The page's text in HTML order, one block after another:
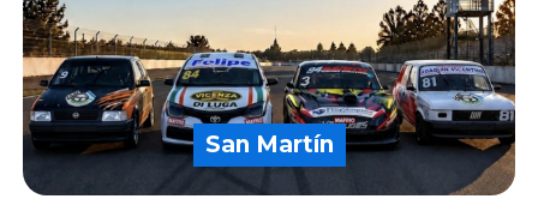
San Martín